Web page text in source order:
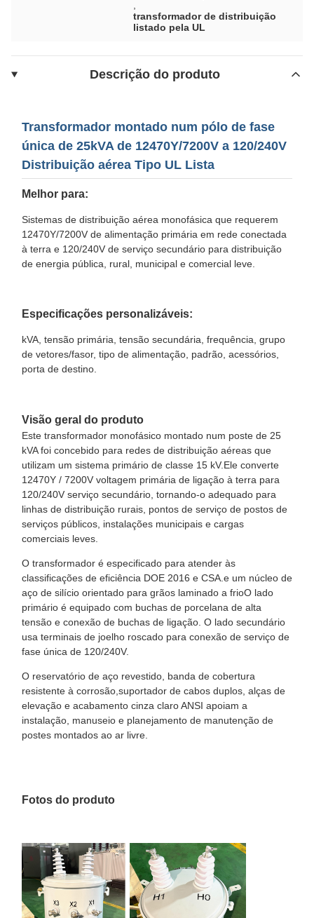
transformador de distribuição
listado pela UL
Descrição do produto
Transformador montado num pólo de fase
única de 25kVA de 12470Y/7200V a 120/240V
Distribuição aérea Tipo UL Lista
Melhor para:
Sistemas de distribuição aérea monofásica que requerem
12470Y/7200V de alimentação primária em rede conectada
à terra e 120/240V de serviço secundário para distribuição
de energia pública, rural, municipal e comercial leve.
Especificações personalizáveis:
kVA, tensão primária, tensão secundária, frequência, grupo
de vetores/fasor, tipo de alimentação, padrão, acessórios,
porta de destino.
Visão geral do produto
Este transformador monofásico montado num poste de 25
kVA foi concebido para redes de distribuição aéreas que
utilizam um sistema primário de classe 15 kV.Ele converte
12470Y / 7200V voltagem primária de ligação à terra para
120/240V serviço secundário, tornando-o adequado para
linhas de distribuição rurais, pontos de serviço de postos de
serviços públicos, instalações municipais e cargas
comerciais leves.
O transformador é especificado para atender às
classificações de eficiência DOE 2016 e CSA.e um núcleo de
aço de silício orientado para grãos laminado a frioO lado
primário é equipado com buchas de porcelana de alta
tensão e conexão de buchas de ligação. O lado secundário
usa terminais de joelho roscado para conexão de serviço de
fase única de 120/240V.
O reservatório de aço revestido, banda de cobertura
resistente à corrosão,suportador de cabos duplos, alças de
elevação e acabamento cinza claro ANSI apoiam a
instalação, manuseio e planejamento de manutenção de
postes montados ao ar livre.
Fotos do produto